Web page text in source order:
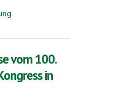
Esperanto lernen
vom 100.
in